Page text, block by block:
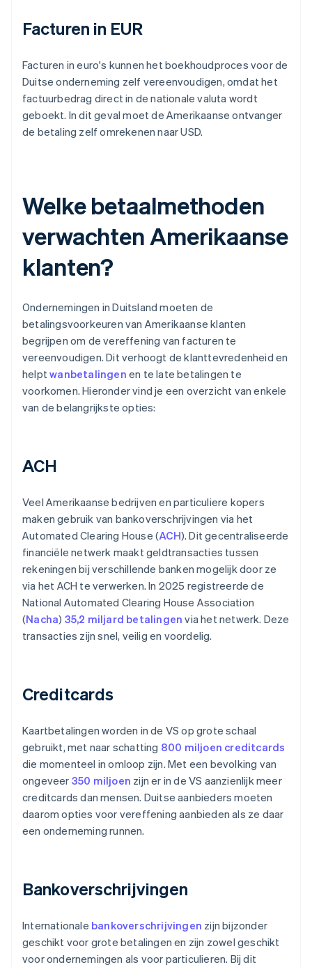
Facturen in EUR
Facturen in euro's kunnen het boekhoudproces voor de
Duitse onderneming zelf vereenvoudigen, omdat het
factuurbedrag direct in de nationale valuta wordt
geboekt. In dit geval moet de Amerikaanse ontvanger
de betaling zelf omrekenen naar USD.
Welke betaalmethoden
verwachten Amerikaanse
klanten?
Ondernemingen in Duitsland moeten de
betalingsvoorkeuren van Amerikaanse klanten
begrijpen om de vereffening van facturen te
vereenvoudigen. Dit verhoogt de klanttevredenheid en
helptwanbetalingen en te late betalingen te
voorkomen. Hieronder vind je een overzicht van enkele
van de belangrijkste opties:
ACH
Veel Amerikaanse bedrijven en particuliere kopers
maken gebruik van bankoverschrijvingen via het
Automated Clearing House (ACH). Dit gecentraliseerde
financiële netwerk maakt geldtransacties tussen
rekeningen bij verschillende banken mogelijk door ze
via het ACH te verwerken. In 2025 registreerde de
National Automated Clearing House Association
(Nacha) 35,2 miljard betalingen via het netwerk. Deze
transacties zijn snel, veilig en voordelig.
Creditcards
Kaartbetalingen worden in de VS op grote schaal
gebruikt, met naar schatting 800 miljoen creditcards
die momenteel in omloop zijn. Met een bevolking van
ongeveer 350 miljoen zijn er in de VS aanzienlijk meer
creditcards dan mensen. Duitse aanbieders moeten
daarom opties voor vereffening aanbieden als ze daar
een onderneming runnen.
Bankoverschrijvingen
Internationale bankoverschrijvingen zijn bijzonder
geschikt voor grote betalingen en zijn zowel geschikt
voor ondernemingen als voor particulieren. Bij dit